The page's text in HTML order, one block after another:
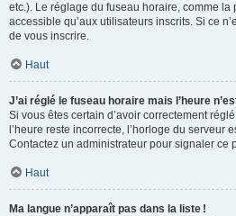
etc.). Le réglage du fuseau horaire, comme la
accessible qu’aux utilisateurs inscrits. Si ce
de vous inscrire.
Haut
J’ai réglé le fuseau horaire mais l’heure
Si vous êtes certain d’avoir correctement
l’heure reste incorrecte, l’horloge du serveur
Contactez un administrateur pour signaler ce
Haut
Ma langue n’apparaît pas dans la liste !